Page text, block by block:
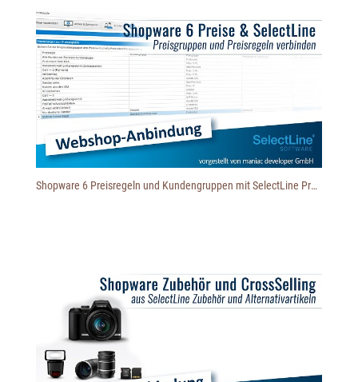
Shopware 6 Preisregeln und Kundengruppen mit SelectLine Preisgruppen verbinden